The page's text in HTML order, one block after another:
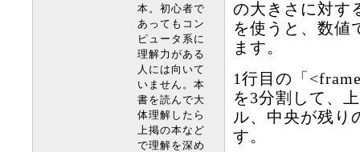
の大きさに対す
を使うと、数値
ます。
1行目の「
を3分割して、
ル、中央が残り
す。
本。初心者で
あってもコン
ピュータ系に
理解力がある
人には向いて
いません。本
書を読んで大
体理解したら
上掲の本など
で理解を深め